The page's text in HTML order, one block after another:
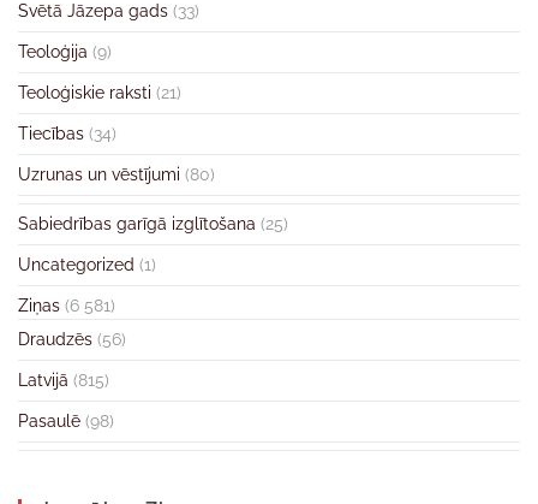
Svētā Jāzepa gads (33)
Teoloģija (9)
Teoloģiskie raksti (21)
Tiecības (34)
Uzrunas un vēstījumi (80)
Sabiedrības garīgā izglītošana (25)
Uncategorized (1)
Ziņas (6 581)
Draudzēs (56)
Latvijā (815)
Pasaulē (98)